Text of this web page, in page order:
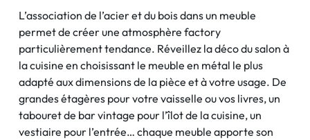
L’association de l’acier et du bois dans un meuble
permet de créer une atmosphère factory
particulièrement tendance. Réveillez la déco du salon à
la cuisine en choisissant le meuble en métal le plus
adapté aux dimensions de la pièce et à votre usage. De
grandes étagères pour votre vaisselle ou vos livres, un
tabouret de bar vintage pour l’îlot de la cuisine, un
vestiaire pour l’entrée… chaque meuble apporte son